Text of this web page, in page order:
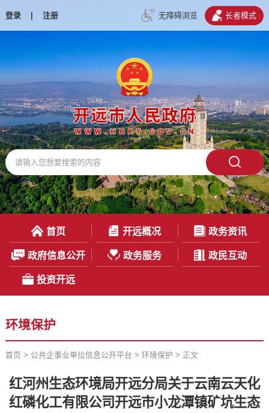
登录 | 注册 无障碍浏览 长者模式
首页 开远概况 政务资讯
政府信息公开 政务服务 政民互动
投资开远
环境保护
首页 > 公共企事业单位信息公开平台 > 环境保护 > 正文
红河州生态环境局开远分局关于云南云天化
红磷化工有限公司开远市小龙潭镇矿坑生态